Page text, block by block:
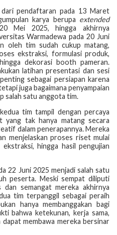
dari pendaftaran pada 13 Maret
karya berupa extended
Mei 2025, hingga akhirnya
Warmadewa pada 20 Juni
oleh tim sudah cukup matang,
ekstraksi, formulasi produk,
dekorasi booth pameran.
latihan presentasi dan sesi
sebagai persiapan karena
juga bagaimana penyampaian
salah satu anggota tim.
tim tampil dengan percaya
yang tak hanya matang secara
dalam penerapannya. Mereka
menjelaskan proses riset mulai
hingga hasil pengujian
22 Juni 2025 menjadi salah satu
peserta. Meski sempat diliputi
semangat mereka akhirnya
tim terpanggil sebagai peraih
hanya membanggakan bagi
bahwa ketekunan, kerja sama,
membawa mereka bersinar